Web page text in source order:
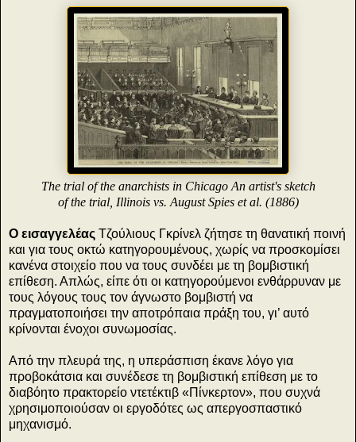
The trial of the anarchists in Chicago An artist's sketch
of the trial, Illinois vs. August Spies et al. (1886)
Ο εισαγγελέας Τζούλιους Γκρίνελ ζήτησε τη θανατική ποινή
και για τους οκτώ κατηγορουμένους, χωρίς να προσκομίσει
κανένα στοιχείο που να τους συνδέει με τη βομβιστική
επίθεση. Απλώς, είπε ότι οι κατηγορούμενοι ενθάρρυναν με
τους λόγους τους τον άγνωστο βομβιστή να
πραγματοποιήσει την αποτρόπαια πράξη του, γι’ αυτό
κρίνονται ένοχοι συνωμοσίας.
Από την πλευρά της, η υπεράσπιση έκανε λόγο για
προβοκάτσια και συνέδεσε τη βομβιστική επίθεση με το
διαβόητο πρακτορείο ντετέκτιβ «Πίνκερτον», που συχνά
χρησιμοποιούσαν οι εργοδότες ως απεργοσπαστικό
μηχανισμό.